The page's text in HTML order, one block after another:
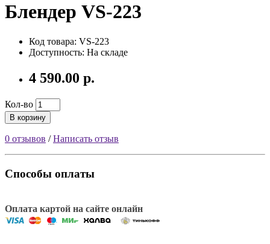
Блендер VS-223
Код товара: VS-223
Доступность: На складе
4 590.00 р.
Кол-во
В корзину
0 отзывов /Написать отзыв
Способы оплаты
Оплата картой на сайте онлайн